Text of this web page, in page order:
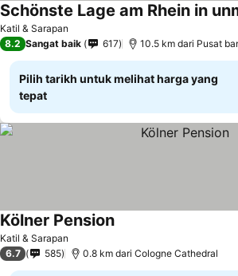
Katil & Sarapan
8.2 Sangat baik 617 10.5 km dari Pusat
Pilih tarikh untuk melihat harga yang
tepat
Katil & Sarapan
Kölner Pension
6.7 585 0.8 km dari Cologne Cathedral